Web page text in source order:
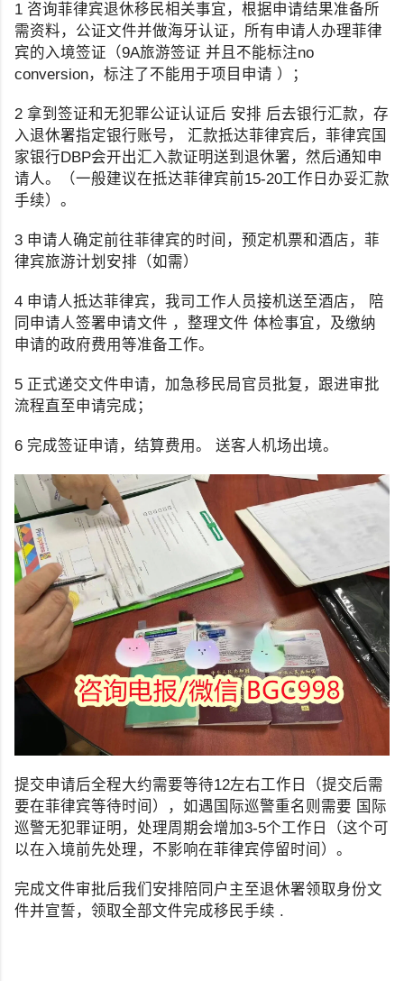
1 咨询菲律宾退休移民相关事宜，根据申请结果准备所
需资料，公证文件并做海牙认证，所有申请人办理菲律
宾的入境签证（9A旅游签证 并且不能标注no
conversion，标注了不能用于项目申请 ）；
2 拿到签证和无犯罪公证认证后 安排 后去银行汇款，存
入退休署指定银行账号， 汇款抵达菲律宾后，菲律宾国
家银行DBP会开出汇入款证明送到退休署，然后通知申
请人。（一般建议在抵达菲律宾前15-20工作日办妥汇款
手续）。
3 申请人确定前往菲律宾的时间，预定机票和酒店，菲
律宾旅游计划安排（如需）
4 申请人抵达菲律宾，我司工作人员接机送至酒店， 陪
同申请人签署申请文件 ，整理文件 体检事宜，及缴纳
申请的政府费用等准备工作。
5 正式递交文件申请，加急移民局官员批复，跟进审批
流程直至申请完成；
6 完成签证申请，结算费用。 送客人机场出境。
提交申请后全程大约需要等待12左右工作日（提交后需
要在菲律宾等待时间），如遇国际巡警重名则需要 国际
巡警无犯罪证明，处理周期会增加3-5个工作日（这个可
以在入境前先处理，不影响在菲律宾停留时间）。
完成文件审批后我们安排陪同户主至退休署领取身份文
件并宣誓，领取全部文件完成移民手续 .